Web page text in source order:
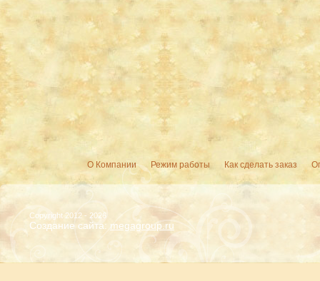
Copyright 2012 - 2026
Создание сайта: megagroup.ru
О Компании Режим работы Как сделать заказ